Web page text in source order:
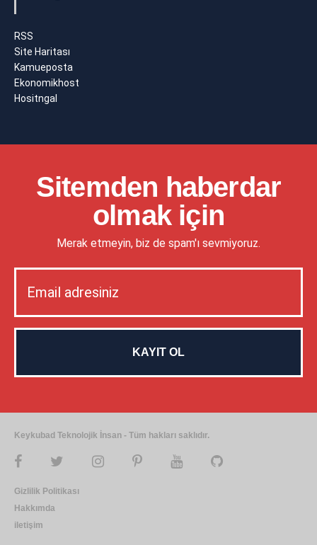
RSS
Site Haritası
Kamueposta
Ekonomikhost
Hositngal
Sitemden haberdar
olmak için
Merak etmeyin, biz de spam'ı sevmiyoruz.
Keykubad Teknolojik İnsan - Tüm hakları saklıdır.
Gizlilik Politikası
Hakkımda
iletişim